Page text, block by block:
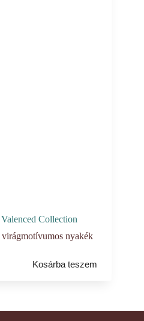
Valenced Collection
virágmotívumos nyakék
Kosárba teszem